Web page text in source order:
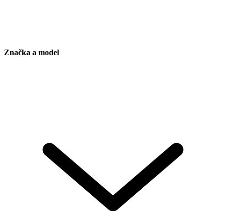
Značka a model